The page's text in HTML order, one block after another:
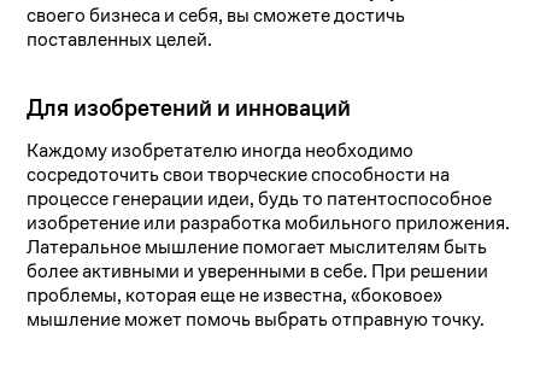
своего бизнеса и себя, вы сможете достичь
поставленных целей.
Для изобретений и инноваций
Каждому изобретателю иногда необходимо
сосредоточить свои творческие способности на
процессе генерации идеи, будь то патентоспособное
изобретение или разработка мобильного приложения.
Латеральное мышление помогает мыслителям быть
более активными и уверенными в себе. При решении
проблемы, которая еще не известна, «боковое»
мышление может помочь выбрать отправную точку.